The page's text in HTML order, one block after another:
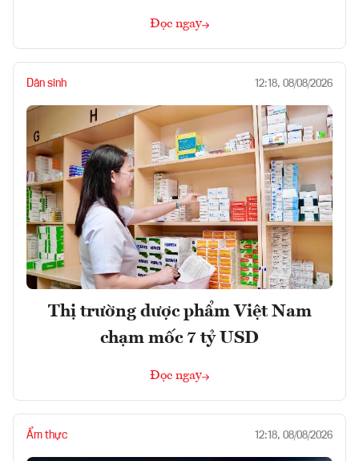
Đọc ngay
Dân sinh 12:18, 08/08/2026
Thị trường dược phẩm Việt Nam
chạm mốc 7 tỷ USD
Đọc ngay
Ẩm thực 12:18, 08/08/2026